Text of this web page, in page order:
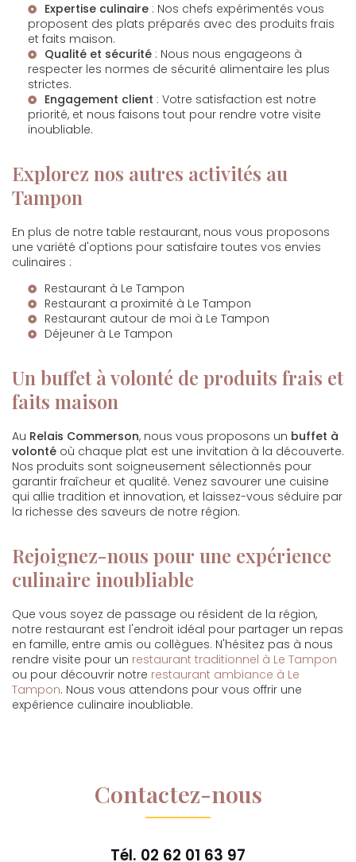
Expertise culinaire : Nos chefs expérimentés vous
proposent des plats préparés avec des produits frais
et faits maison.
Qualité et sécurité : Nous nous engageons à
respecter les normes de sécurité alimentaire les plus
strictes.
Engagement client : Votre satisfaction est notre
priorité, et nous faisons tout pour rendre votre visite
inoubliable.
Explorez nos autres activités au
Tampon
En plus de notre table restaurant, nous vous proposons
une variété d'options pour satisfaire toutes vos envies
culinaires :
Restaurant à Le Tampon
Restaurant a proximité à Le Tampon
Restaurant autour de moi à Le Tampon
Déjeuner à Le Tampon
Un buffet à volonté de produits frais et
faits maison
Au Relais Commerson, nous vous proposons un buffet à
volonté où chaque plat est une invitation à la découverte.
Nos produits sont soigneusement sélectionnés pour
garantir fraîcheur et qualité. Venez savourer une cuisine
qui allie tradition et innovation, et laissez-vous séduire par
la richesse des saveurs de notre région.
Rejoignez-nous pour une expérience
culinaire inoubliable
Que vous soyez de passage ou résident de la région,
notre restaurant est l'endroit idéal pour partager un repas
en famille, entre amis ou collègues. N'hésitez pas à nous
rendre visite pour un restaurant traditionnel à Le Tampon
ou pour découvrir notre restaurant ambiance à Le
Tampon. Nous vous attendons pour vous offrir une
expérience culinaire inoubliable.
Contactez-nous
Tél. 02 62 01 63 97